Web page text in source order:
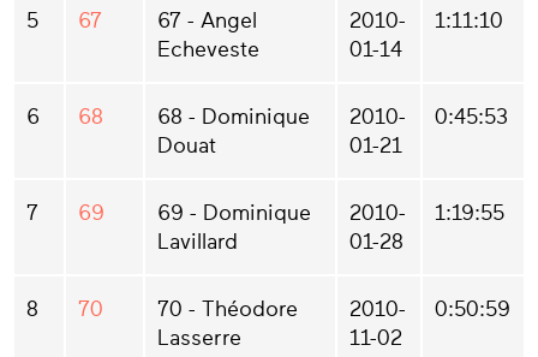
5 67
67 - Angel
Echeveste
2010-
01-14
1:11:10
6 68
68 - Dominique
Douat
2010-
01-21
0:45:53
7 69
69 - Dominique
Lavillard
2010-
01-28
1:19:55
8 70
70 - Théodore
Lasserre
2010-
11-02
0:50:59